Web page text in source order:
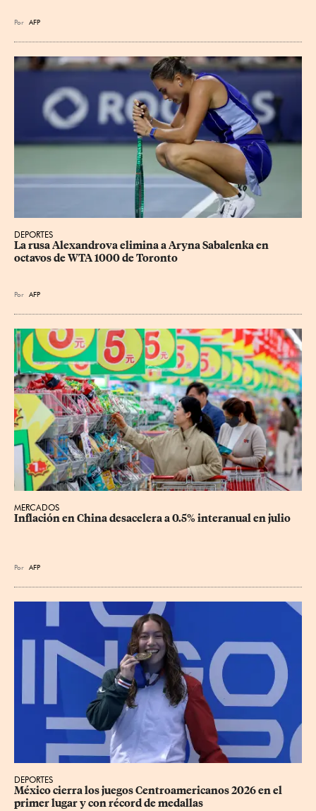
Por AFP
DEPORTES
La rusa Alexandrova elimina a Aryna Sabalenka en
octavos de WTA 1000 de Toronto
Por AFP
MERCADOS
Inflación en China desacelera a 0.5% interanual en julio
Por AFP
DEPORTES
México cierra los juegos Centroamericanos 2026 en el
primer lugar y con récord de medallas